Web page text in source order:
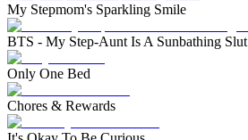
My Stepmom's Sparkling Smile
BTS - My Step-Aunt Is A Sunbathing Slut
Only One Bed
Chores & Rewards